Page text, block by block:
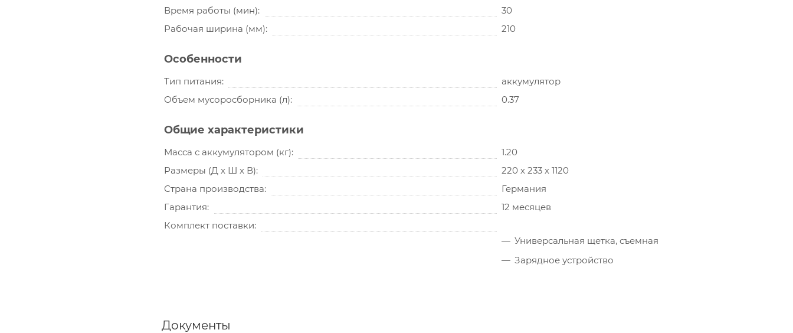
Время работы (мин)
30
Рабочая ширина (мм)
210
Особенности
Тип питания
аккумулятор
Объем мусоросборника (л)
0.37
Общие характеристики
Масса с аккумулятором (кг)
1.20
Размеры (Д x Ш x В)
220 х 233 х 1120
Страна производства
Германия
Гарантия
12 месяцев
Комплект поставки
Универсальная щетка, съемная
Зарядное устройство
Документы